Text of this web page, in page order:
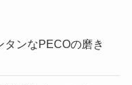
タンなPECOの磨き